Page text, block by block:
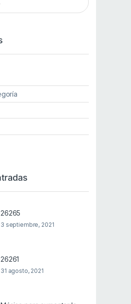
26265
3 septiembre, 2021
26261
31 agosto, 2021